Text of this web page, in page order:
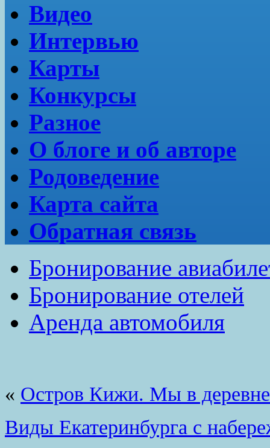
Видео
Интервью
Карты
Конкурсы
Разное
О блоге и об авторе
Родоведение
Карта сайта
Обратная связь
Бронирование
Бронирование отелей
Аренда автомобиля
« Остров Кижи. Мы в
Виды Екатеринбурга с